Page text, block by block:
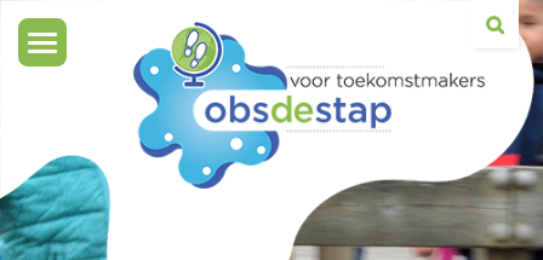
Toggle